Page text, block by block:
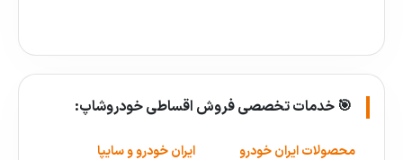
🎯 خدمات تخصصی فروش اقساطی خودروشاپ:
محصولات ایران خودرو ایران خودرو و سایپا